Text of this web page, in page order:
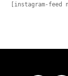
[instagram-feed